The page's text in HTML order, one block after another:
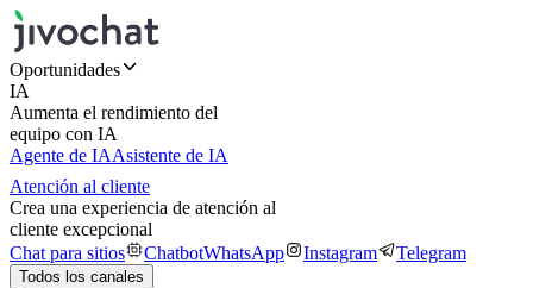
Oportunidades
IA
Aumenta el rendimiento del
equipo con IA
Agente de IAAsistente de IA
Atención al cliente
Crea una experiencia de atención al
cliente excepcional
Chat para sitios
ChatbotWhatsApp Instagram Telegram
Todos los canales